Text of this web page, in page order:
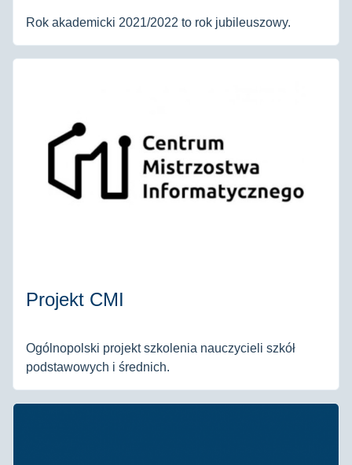
Rok akademicki 2021/2022 to rok jubileuszowy.
Projekt CMI
Ogólnopolski projekt szkolenia nauczycieli szkół
podstawowych i średnich.